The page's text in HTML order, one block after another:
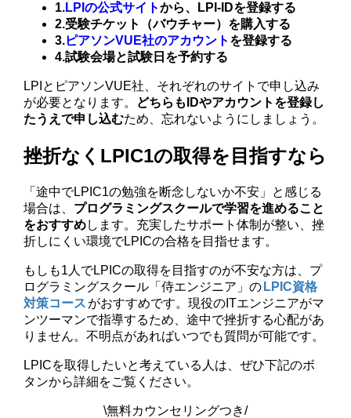
1.LPIの公式サイトから、LPI-IDを登録する
2.受験チケット（バウチャー）を購入する
3.ピアソンVUE社のアカウント を登録する
4.試験会場と試験日を予約する
LPIとピアソンVUE社、それぞれのサイトで申し込み
が必要となります。 どちらもIDやアカウントを登録し
たうえで申し込むため、忘れないようにしましょう。
挫折なくLPIC1の取得を目指すなら
「途中でLPIC1の勉強を断念しないか不安」と感じる
場合は、 プログラミングスクールで学習を進めること
をおすすめします。充実したサポート体制が整い、挫
折しにくい環境でLPICの合格を目指せます。
もしも1人でLPICの取得を目指すのが不安な方は、プ
ログラミングスクール「侍エンジニア」の LPIC資格
対策コース がおすすめです。現役のITエンジニアがマ
ンツーマンで指導するため、途中で挫折する心配があ
りません。不明点があればいつでも質問が可能です。
LPICを取得したいと考えている人は、ぜひ下記のボ
タンから詳細をご覧ください。
\無料カウンセリングつき/